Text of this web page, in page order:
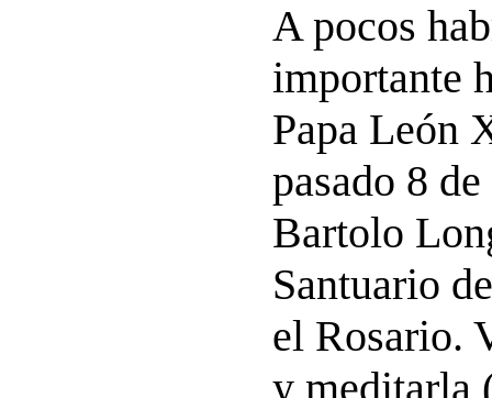
A pocos
importante
Papa León
pasado 8
Bartolo
Santuario
el Rosario.
y meditarla